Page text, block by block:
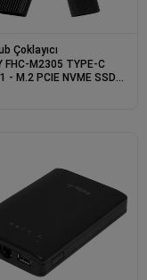
Çoklayıcı
FHC-M2305 TYPE-C
- M.2 PCIE NVME SSD